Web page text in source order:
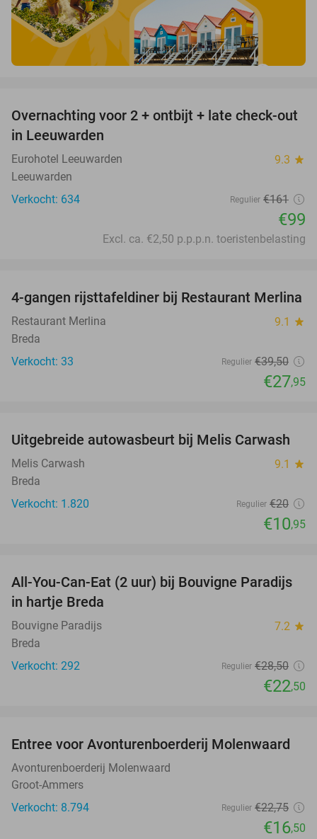
39%
Overnachting voor 2 + ontbijt + late check-out
in Leeuwarden
Eurohotel Leeuwarden 9.3 star
Leeuwarden
Verkocht: 634
Regulier €161
€99
Excl. ca. €2,50 p.p.p.n. toeristenbelasting
29%
4-gangen rijsttafeldiner bij Restaurant Merlina
Restaurant Merlina 9.1 star
Breda
Verkocht: 33
Regulier €39,50
€27,95
45%
Uitgebreide autowasbeurt bij Melis Carwash
Melis Carwash 9.1 star
Breda
Verkocht: 1.820
Regulier €20
€10,95
21%
All-You-Can-Eat (2 uur) bij Bouvigne Paradijs
in hartje Breda
Bouvigne Paradijs 7.2 star
Breda
Verkocht: 292
Regulier €28,50
€22,50
27%
Entree voor Avonturenboerderij Molenwaard
Avonturenboerderij Molenwaard
Groot-Ammers
Verkocht: 8.794
Regulier €22,75
€16,50